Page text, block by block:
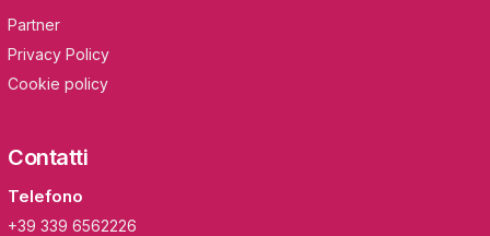
Partner
Privacy Policy
Cookie policy
Contatti
Telefono
+39 339 6562226